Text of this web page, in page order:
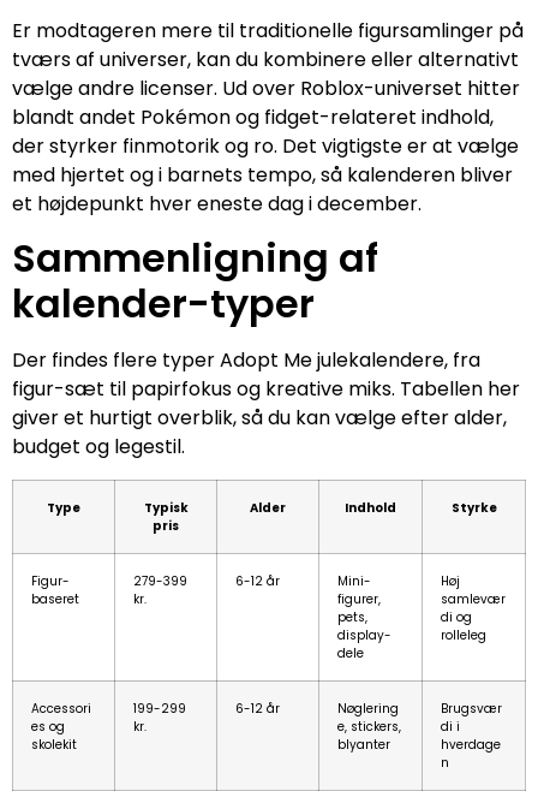
Er modtageren mere til traditionelle figursamlinger på
tværs af universer, kan du kombinere eller alternativt
vælge andre licenser. Ud over Roblox-universet hitter
blandt andet Pokémon og fidget-relateret indhold,
der styrker finmotorik og ro. Det vigtigste er at vælge
med hjertet og i barnets tempo, så kalenderen bliver
et højdepunkt hver eneste dag i december.
Sammenligning af
kalender-typer
Der findes flere typer Adopt Me julekalendere, fra
figur-sæt til papirfokus og kreative miks. Tabellen her
giver et hurtigt overblik, så du kan vælge efter alder,
budget og legestil.
Type
Typisk
pris
Alder Indhold Styrke
Figur-
baseret
279-399
kr.
6-12 år
Mini-
figurer,
pets,
display-
dele
Høj
samlevær
di og
rolleleg
Accessori
es og
skolekit
199-299
kr.
6-12 år
Nøglering
e, stickers,
blyanter
Brugsvær
di i
hverdage
n